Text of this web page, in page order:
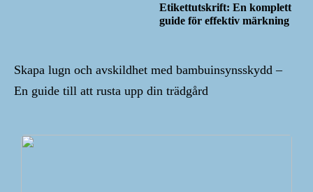
Etikettutskrift: En komplett
guide för effektiv märkning
Skapa lugn och avskildhet med bambuinsynsskydd –
En guide till att rusta upp din trädgård